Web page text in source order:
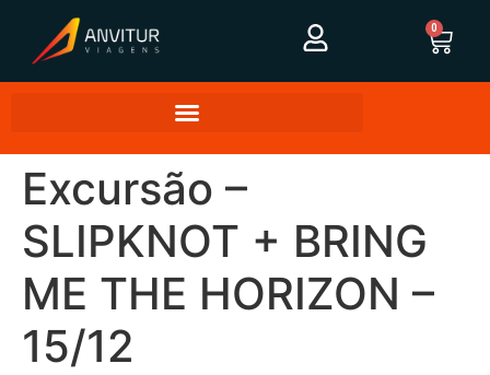
0
Excursão –
SLIPKNOT + BRING
ME THE HORIZON –
15/12